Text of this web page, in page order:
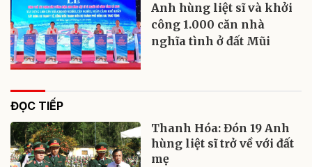
Anh hùng liệt sĩ và khởi
công 1.000 căn nhà
nghĩa tình ở đất Mũi
ĐỌC TIẾP
Thanh Hóa: Đón 19 Anh
hùng liệt sĩ trở về với đất
mẹ